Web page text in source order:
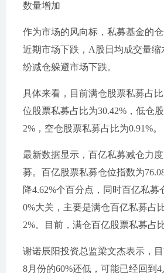
数量增加
作为市场的风向标，私募基金的
近期市场下跌，A股日均成交量
纷减仓躲避市场下跌。
具体来看，目前满仓股票私募占
位股票私募占比为30.42%，低仓
2%，空仓股票私募占比为0.91%。
最新数据显示，百亿私募减仓力
募。百亿股票私募仓位指数为
降4.62%个百分点，同时百亿私募
0%大关，主要是满仓百亿私募占
2%。目前，满仓百亿股票私募占
谢诺辰阳投资总监梁文杰表示，
8月份的60%还低，可能已经回到4